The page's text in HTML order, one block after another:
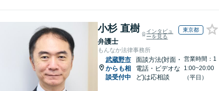
小杉 直樹
弁護士
インタビュ
ーを見る
東京都
もんなか法律事務所
武蔵野市
からも相
談受付中
面談方法(対面・
電話・ビデオな
ど)は応相談
営業時間：1
1:00~20:00
（平日）